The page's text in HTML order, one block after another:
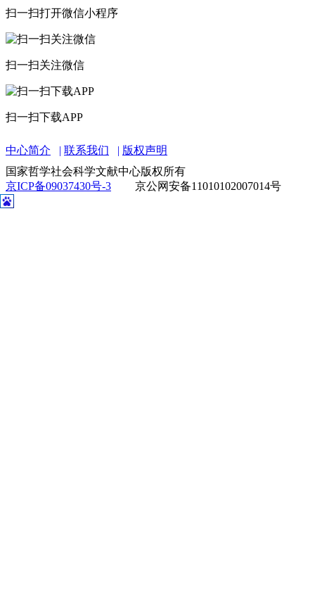
扫一扫打开微信小程序
扫一扫关注微信
扫一扫下载APP
中心简介 联系我们
版权声明
国家哲学社会科学文献中心版权所有
京ICP备09037430号-3
京公网安备11010102007014号